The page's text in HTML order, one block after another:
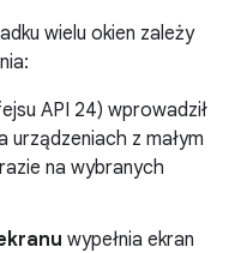
wielu okien zależy
API 24) wprowadził
urządzeniach z małym
na wybranych
wypełnia ekran